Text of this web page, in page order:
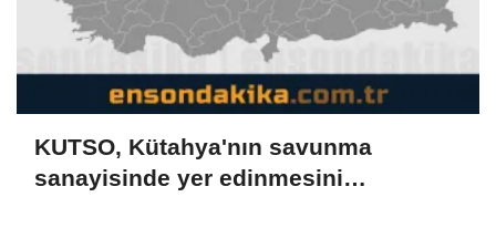
KUTSO, Kütahya'nın savunma
sanayisinde yer edinmesini